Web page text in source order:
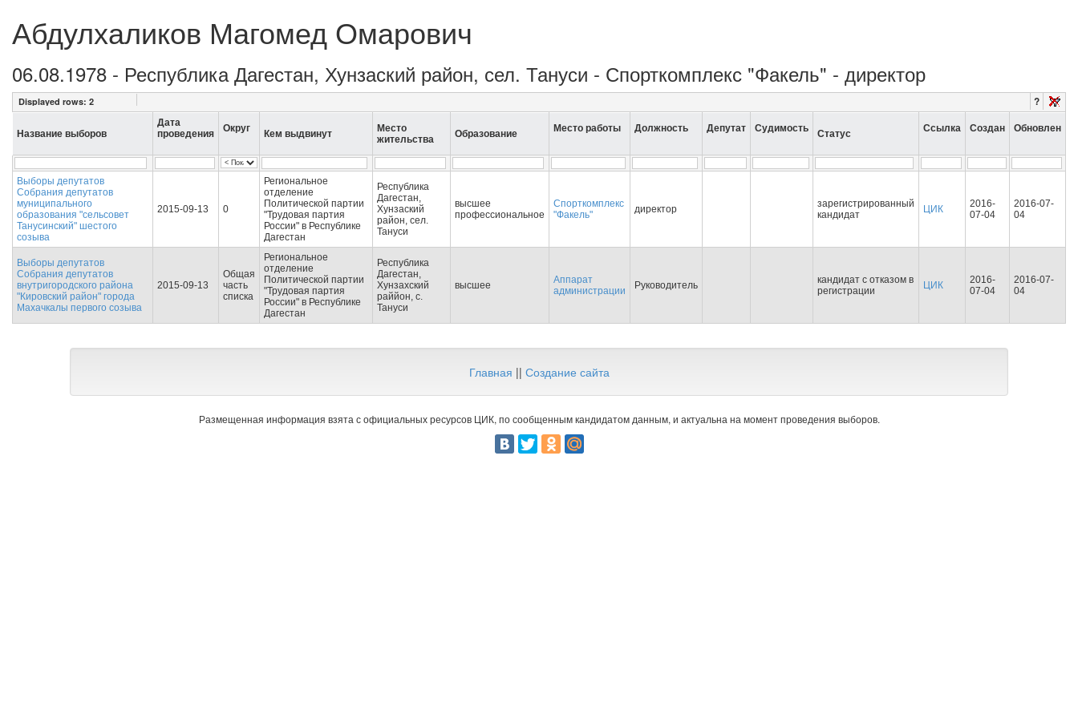
Абдулхаликов Магомед Омарович
06.08.1978 - Республика Дагестан, Хунзаский район, сел. Тануси - Спорткомплекс "Факель" - директор
Displayed rows: 2 ?
Название выборов
Дата
проведения
Округ Кем выдвинут
Место
жительства
Образование Место работы Должность Депутат Судимость Статус Ссылка Создан Обновлен
Выборы депутатов
Собрания депутатов
муниципального
образования "сельсовет
Танусинский" шестого
созыва
2015-09-13 0
Региональное
отделение
Политической партии
"Трудовая партия
России" в Республике
Дагестан
Республика
Дагестан,
Хунзаский
район, сел.
Тануси
высшее
профессиональное
Спорткомплекс
"Факель"
директор
зарегистрированный
кандидат
ЦИК
2016-
07-04
2016-07-
04
Выборы депутатов
Собрания депутатов
внутригородского района
"Кировский район" города
Махачкалы первого созыва
2015-09-13
Общая
часть
списка
Региональное
отделение
Политической партии
"Трудовая партия
России" в Республике
Дагестан
Республика
Дагестан,
Хунзахский
раййон, с.
Тануси
высшее
Аппарат
администрации
Руководитель
кандидат с отказом в
регистрации
ЦИК
2016-
07-04
2016-07-
04
Главная || Создание сайта
Размещенная информация взята с официальных ресурсов ЦИК, по сообщенным кандидатом данным, и актуальна на момент проведения выборов.